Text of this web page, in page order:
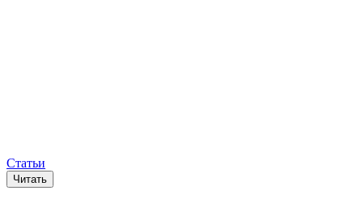
Статьи
Читать